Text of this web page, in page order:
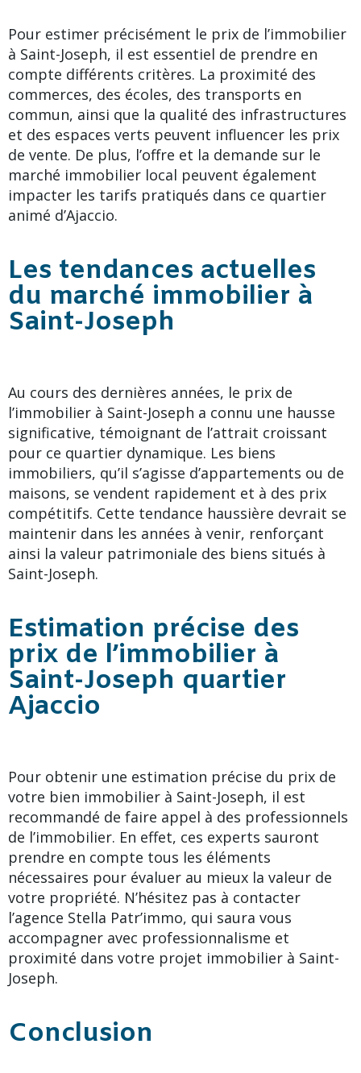
Pour estimer précisément le prix de l’immobilier
à Saint-Joseph, il est essentiel de prendre en
compte différents critères. La proximité des
commerces, des écoles, des transports en
commun, ainsi que la qualité des infrastructures
et des espaces verts peuvent influencer les prix
de vente. De plus, l’offre et la demande sur le
marché immobilier local peuvent également
impacter les tarifs pratiqués dans ce quartier
animé d’Ajaccio.
Les tendances actuelles
du marché immobilier à
Saint-Joseph
Au cours des dernières années, le prix de
l’immobilier à Saint-Joseph a connu une hausse
significative, témoignant de l’attrait croissant
pour ce quartier dynamique. Les biens
immobiliers, qu’il s’agisse d’appartements ou de
maisons, se vendent rapidement et à des prix
compétitifs. Cette tendance haussière devrait se
maintenir dans les années à venir, renforçant
ainsi la valeur patrimoniale des biens situés à
Saint-Joseph.
Estimation précise des
prix de l’immobilier à
Saint-Joseph quartier
Ajaccio
Pour obtenir une estimation précise du prix de
votre bien immobilier à Saint-Joseph, il est
recommandé de faire appel à des professionnels
de l’immobilier. En effet, ces experts sauront
prendre en compte tous les éléments
nécessaires pour évaluer au mieux la valeur de
votre propriété. N’hésitez pas à contacter
l’agence Stella Patr’immo, qui saura vous
accompagner avec professionnalisme et
proximité dans votre projet immobilier à Saint-
Joseph.
Conclusion